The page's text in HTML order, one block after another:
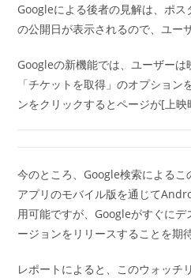
Googleによる後者の見解は、ポ
の公開日が表示されるので、ユー
Googleの新機能では、ユーザー
「チケットを取得」のオプション
ンをクリックするとページが[上映
今のところ、Google検索による
アプリのモバイル版を通じて
用可能ですが、Googleがすぐに
ージョンをリリースすることを期
レポートによると、このウォッチ